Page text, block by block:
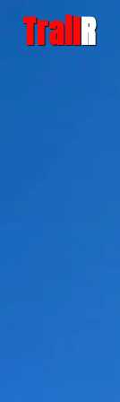
TrailR